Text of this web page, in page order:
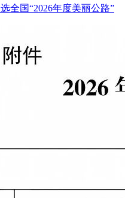
全国“2026年度美丽公路”